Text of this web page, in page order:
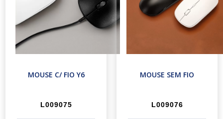
MOUSE C/ FIO Y6
L009075
MOUSE SEM FIO
L009076